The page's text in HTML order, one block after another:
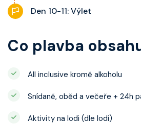
Den 10-11: Výlet
Co plavba
All inclusive kromě alkoholu
Snídaně, oběd a večeře + 24h
Aktivity na lodi (dle lodi)